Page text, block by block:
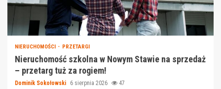
NIERUCHOMOŚCI PRZETARGI
Nieruchomość szkolna w Nowym Stawie na sprzedaż
– przetarg tuż za rogiem!
Dominik Sokołowski 6 sierpnia 2026 47